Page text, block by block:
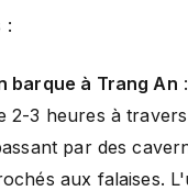
:
barque à Trang An
2-3 heures à
par des
aux falaises.